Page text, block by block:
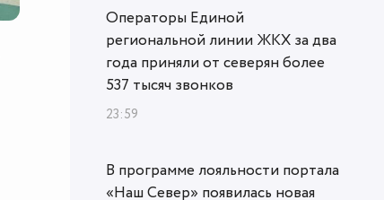
Операторы Единой
региональной линии ЖКХ за два
года приняли от северян более
537 тысяч звонков
23:59
В программе лояльности портала
«Наш Север» появилась новая